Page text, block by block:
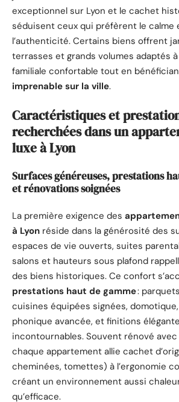
exceptionnel sur Lyon et le cachet
séduisent ceux qui préfèrent le calme
l’authenticité. Certains biens offrent
terrasses et grands volumes adaptés
familiale confortable tout en
imprenable sur la ville.
Caractéristiques et
recherchées dans un
luxe à Lyon
Surfaces généreuses, prestations
et rénovations soignées
La première exigence des
à Lyon réside dans la générosité des
espaces de vie ouverts, suites
salons et hauteurs sous plafond
des biens historiques. Ce confort
prestations haut de gamme:
cuisines équipées signées,
phonique avancée, et finitions
incontournables. Souvent rénové
chaque appartement allie cachet
cheminées, tomettes) à l’ergonomie
créant un environnement aussi
qu’efficace.